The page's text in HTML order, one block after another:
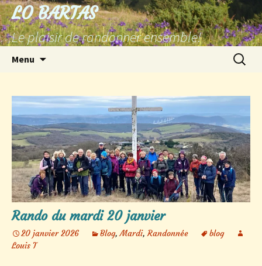
Aller
au
contenu
LO BARTAS
Le plaisir de randonner ensemble!
Menu
Rando du mardi 20 janvier
20 janvier 2026 Blog,Mardi,Randonnée
blog
Louis T